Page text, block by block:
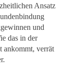
Ansatz
und
das in der
ankommt, verrät